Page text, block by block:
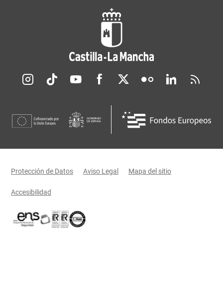
Redes sociales JCCM
Menú legal
Protección de Datos Aviso Legal Mapa del sitio
Accesibilidad